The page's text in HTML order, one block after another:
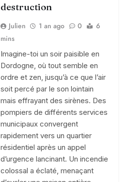
destruction
Julien 1 an ago 0
6
mins
Imagine-toi un soir paisible en
Dordogne, où tout semble en
ordre et zen, jusqu’à ce que l’air
soit percé par le son lointain
mais effrayant des sirènes. Des
pompiers de différents services
municipaux convergent
rapidement vers un quartier
résidentiel après un appel
d’urgence lancinant. Un incendie
colossal a éclaté, menaçant